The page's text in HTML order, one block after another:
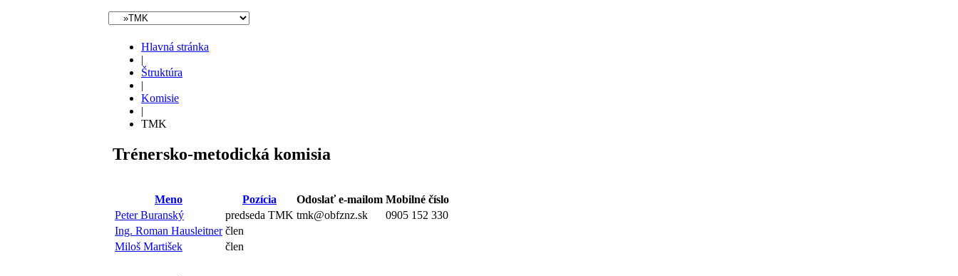
Hlavná stránka
|
Štruktúra
|
Komisie
|
TMK
Trénersko-metodická komisia
Meno Pozícia Odoslať e-mailom Mobilné číslo
Peter Buranský
predseda TMK tmk@obfznz.sk
0905 152 330
Ing. Roman Hausleitner člen
Miloš Martišek
člen